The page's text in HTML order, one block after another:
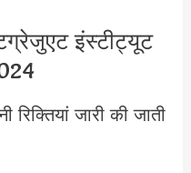
इंस्टीट्यूट
रिक्तियां जारी की जाती